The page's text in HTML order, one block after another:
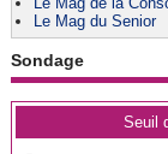
Le Mag du Senior
Sondage
Seuil